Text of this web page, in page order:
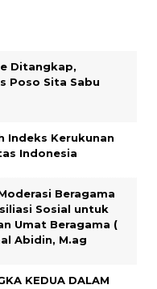
Ditangkap,
Poso Sita Sabu
Indeks Kerukunan
Indonesia
Beragama
Sosial untuk
Umat Beragama (
Abidin, M.ag
KEDUA DALAM